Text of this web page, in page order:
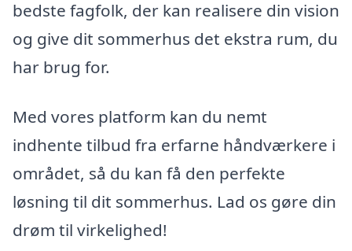
bedste fagfolk, der kan realisere din vision
og give dit sommerhus det ekstra rum, du
har brug for.
Med vores platform kan du nemt
indhente tilbud fra erfarne håndværkere i
området, så du kan få den perfekte
løsning til dit sommerhus. Lad os gøre din
drøm til virkelighed!